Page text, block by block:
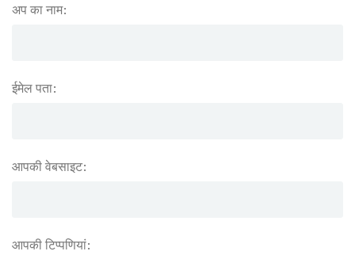
अप का नाम:
ईमेल पता:
आपकी वेबसाइट:
आपकी टिप्पणियां: